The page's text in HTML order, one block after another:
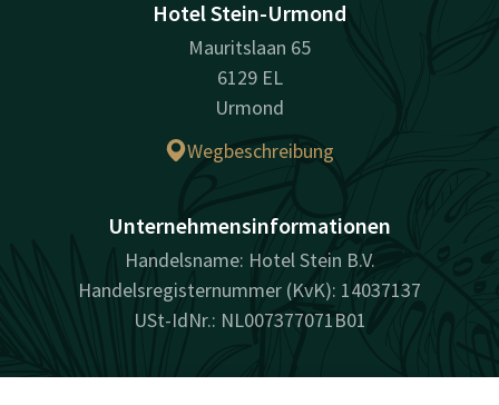
Hotel Stein-Urmond
Mauritslaan 65
6129 EL
Urmond
Wegbeschreibung
Unternehmensinformationen
Handelsname: Hotel Stein B.V.
Handelsregisternummer (KvK): 14037137
USt-IdNr.: NL007377071B01